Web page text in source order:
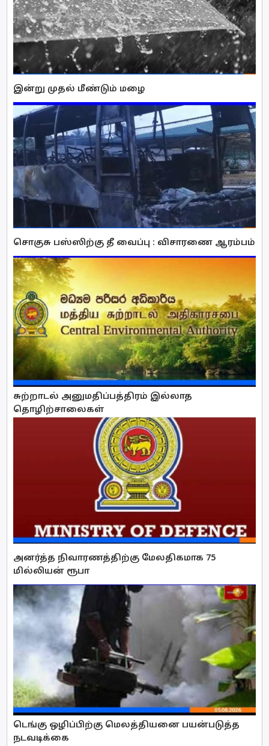
இன்று முதல் மீண்டும் மழை
சொகுசு பஸ்ஸிற்கு தீ வைப்பு : விசாரணை ஆரம்பம்
சுற்றாடல் அனுமதிப்பத்திரம் இல்லாத
தொழிற்சாலைகள்
அனர்த்த நிவாரணத்திற்கு மேலதிகமாக 75
மில்லியன் ரூபா
டெங்கு ஒழிப்பிற்கு மெலத்தியனை பயன்படுத்த
நடவடிக்கை